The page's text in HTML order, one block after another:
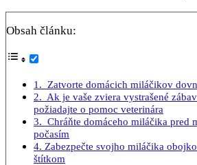
Obsah článku:
1. Zatvorte domácich miláčikov
2. Ak je vaše zviera vystrašené
požiadajte o pomoc veterinára
3. Chráňte domáceho miláčika pred
počasím
4. Zabezpečte svojho miláčika
štítkom